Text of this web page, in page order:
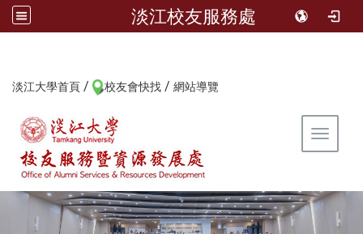
淡江校友服務處
淡江大學首頁 / 校友會快找 / 網站導覽
Toggle